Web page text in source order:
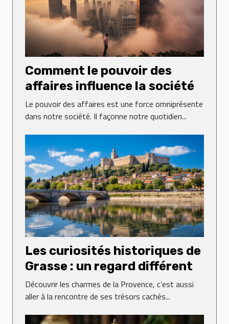
Comment le pouvoir des
affaires influence la société
Le pouvoir des affaires est une force omniprésente
dans notre société. Il façonne notre quotidien...
Les curiosités historiques de
Grasse : un regard différent
Découvrir les charmes de la Provence, c’est aussi
aller à la rencontre de ses trésors cachés...